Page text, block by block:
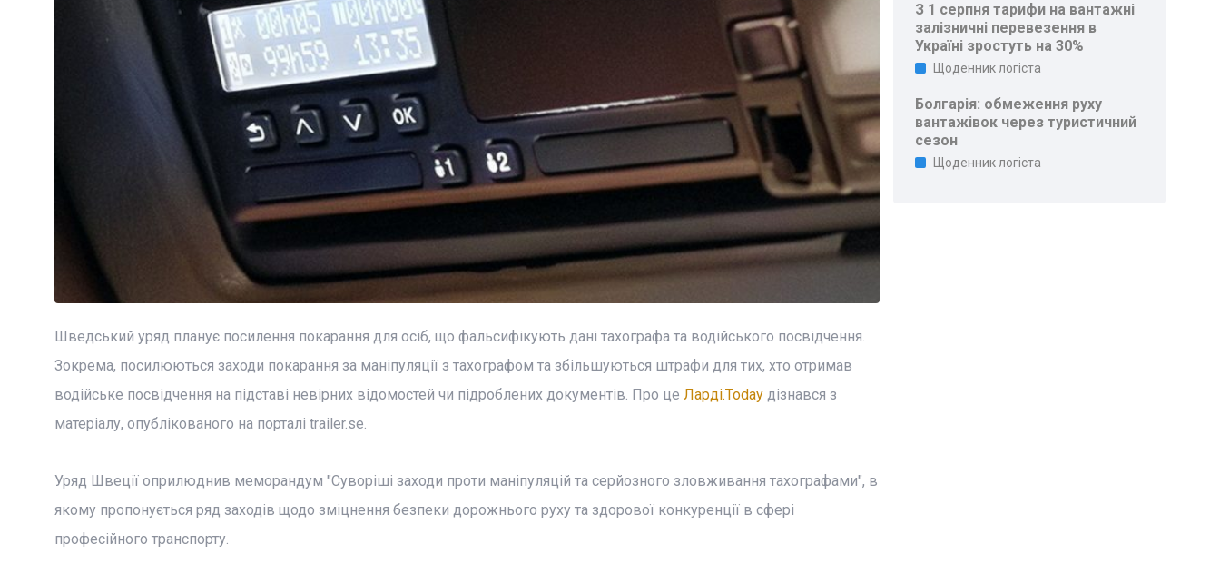
Шведський уряд планує посилення покарання для осіб, що фальсифікують дані тахографа та водійського посвідчення.
Зокрема, посилюються заходи покарання за маніпуляції з тахографом та збільшуються штрафи для тих, хто отримав
водійське посвідчення на підставі невірних відомостей чи підроблених документів. Про це Ларді.Todayдізнався з
матеріалу, опублікованого на порталі trailer.se.
Уряд Швеції оприлюднив меморандум "Суворіші заходи проти маніпуляцій та серйозного зловживання тахографами", в
якому пропонується ряд заходів щодо зміцнення безпеки дорожнього руху та здорової конкуренції в сфері
професійного транспорту.
З 1 серпня тарифи на вантажні
залізничні перевезення в
Україні зростуть на 30%
Щоденник логіста
Болгарія: обмеження руху
вантажівок через туристичний
сезон
Щоденник логіста